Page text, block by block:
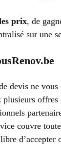
prix, de
sur une
devis ne
plusieurs
couvre
d’accepter